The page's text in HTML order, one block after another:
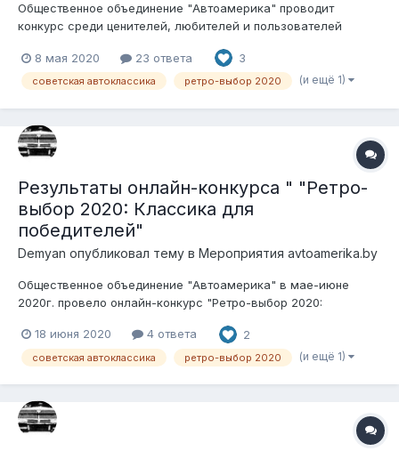
Общественное объединение "Автоамерика" проводит
конкурс среди ценителей, любителей и пользователей
сами участники форума. Условия конкурса: 1. Транспортное
средство должно быть зарегистрировано на территории
8 мая 2020 23 ответа 3
советская автоклассика ретро-выбор 2020 (и ещё 1)
Результаты онлайн-конкурса " "Ретро-
выбор 2020: Классика для
победителей"
Demyan опубликовал тему в Мероприятия avtoamerika.by
Общественное объединение "Автоамерика" в мае-июне
2020г. провело онлайн-конкурс "Ретро-выбор 2020:
представители совавтопрома, подходящие под несколько
начальных условий: 1) Транспортное средство
18 июня 2020 4 ответа 2
советская автоклассика ретро-выбор 2020 (и ещё 1)